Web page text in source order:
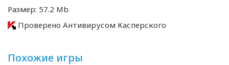
Размер: 57.2 Mb
Проверено Антивирусом Касперского
Похожие игры